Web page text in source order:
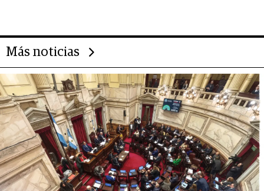
Más noticias